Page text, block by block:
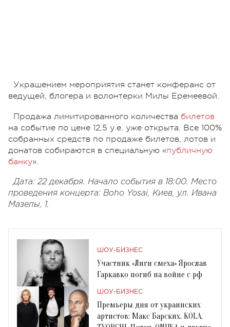
Украшением мероприятия станет конферанс от
ведущей, блогера и волонтерки Милы Еремеевой.
Продажа лимитированного количества билетов
на событие по цене 12,5 у.е. уже открыта. Все 100%
собранных средств по продаже билетов, лотов и
донатов собираются в специальную «публичную
банку».
Дата: 22 декабря. Начало события в 18:00. Место
проведения концерта: Boho Yosai, Киев, ул. Ивана
Мазепы, 1.
ШОУ-БИЗНЕС
Участник «Лиги смеха» Ярослав
Гаркавко погиб на войне с рф
ШОУ-БИЗНЕС
Премьеры дня от украинских
артистов: Макс Барских, KOLA,